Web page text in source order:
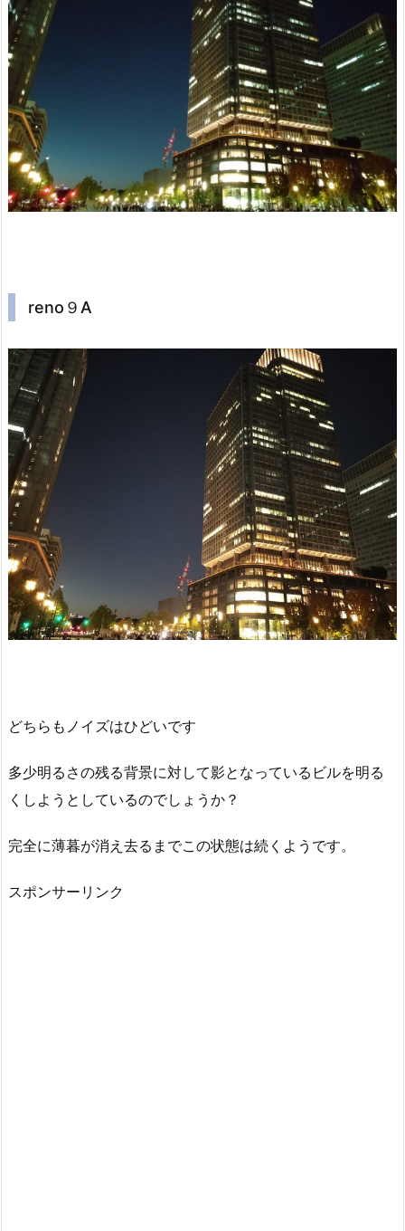
reno９A
どちらもノイズはひどいです
多少明るさの残る背景に対して影となっているビルを明る
くしようとしているのでしょうか？
完全に薄暮が消え去るまでこの状態は続くようです。
スポンサーリンク